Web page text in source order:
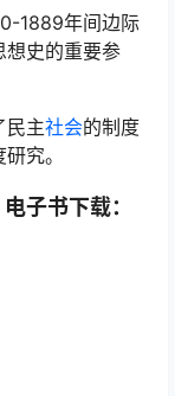
1889年间边际
想史的重要参
民主社会的制度
究。
子书下载：